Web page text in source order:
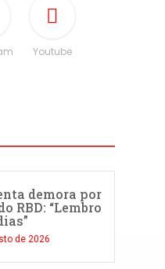
Youtube
demora por
RBD: “Lembro
de 2026